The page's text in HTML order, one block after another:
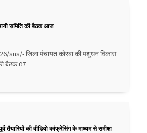
समिति की बैठक आज
sns/- जिला पंचायत कोरबा की पशुधन विकास
की बैठक 07…
तैयारियों की वीडियो कांफ्रेंसिंग के माध्यम से समीक्षा